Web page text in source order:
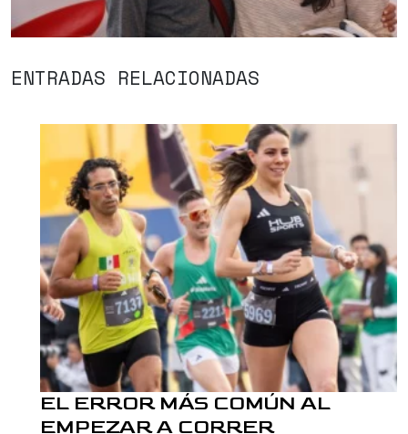
ENTRADAS RELACIONADAS
EL ERROR MÁS COMÚN AL
EMPEZAR A CORRER